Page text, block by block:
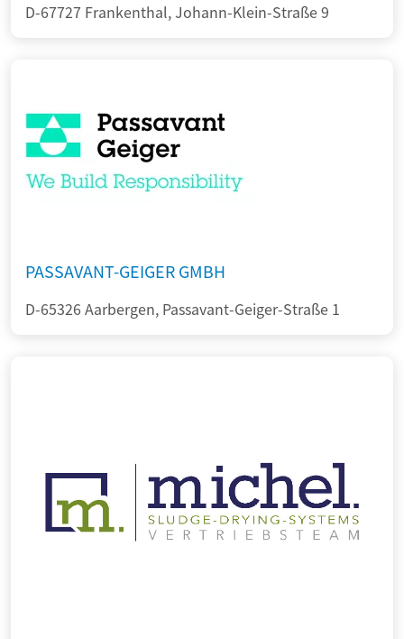
D-67727 Frankenthal, Johann-Klein-Straße 9
PASSAVANT-GEIGER GMBH
D-65326 Aarbergen, Passavant-Geiger-Straße 1